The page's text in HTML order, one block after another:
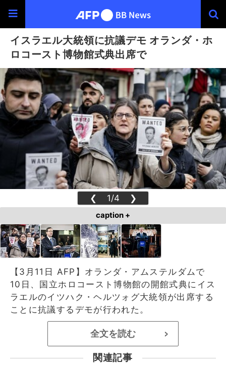
イスラエル大統領に抗議デモ オランダ・ホ
ロコースト博物館式典出席で
❮ 1/4 ❯
caption +
【3月11日 AFP】オランダ・アムステルダムで
10日、国立ホロコースト博物館の開館式典にイス
ラエルのイツハク・ヘルツォグ大統領が出席する
ことに抗議するデモが行われた。
全文を読む >
関連記事